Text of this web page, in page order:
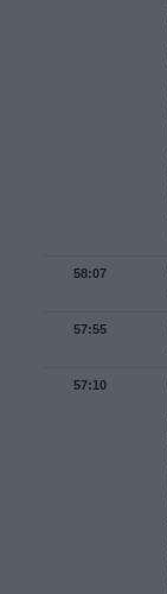
58:07
57:55
57:10